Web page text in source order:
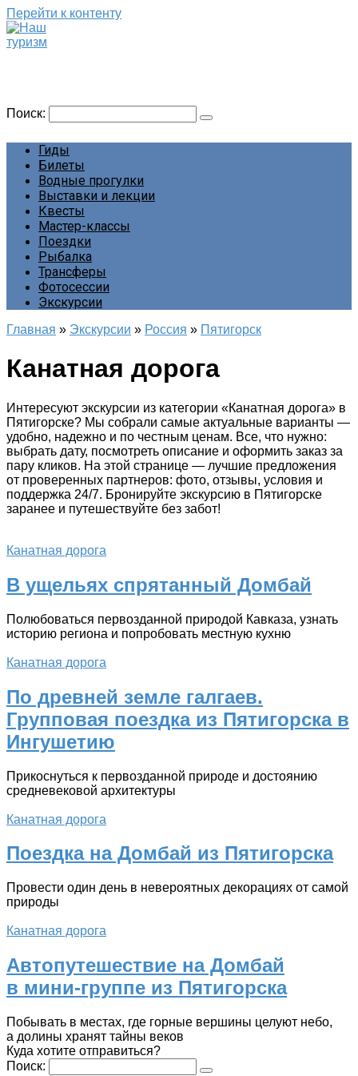
Перейти к контенту
Поиск:
Гиды
Билеты
Водные прогулки
Выставки и лекции
Квесты
Мастер-классы
Поездки
Рыбалка
Трансферы
Фотосессии
Экскурсии
Главная » Экскурсии » Россия » Пятигорск
Канатная дорога
Интересуют экскурсии из категории «Канатная дорога» в
Пятигорске? Мы собрали самые актуальные варианты —
удобно, надежно и по честным ценам. Все, что нужно:
выбрать дату, посмотреть описание и оформить заказ за
пару кликов. На этой странице — лучшие предложения
от проверенных партнеров: фото, отзывы, условия и
поддержка 24/7. Бронируйте экскурсию в Пятигорске
заранее и путешествуйте без забот!
Канатная дорога
В ущельях спрятанный Домбай
Полюбоваться первозданной природой Кавказа, узнать
историю региона и попробовать местную кухню
Канатная дорога
По древней земле галгаев.
Групповая поездка из Пятигорска в
Ингушетию
Прикоснуться к первозданной природе и достоянию
средневековой архитектуры
Канатная дорога
Поездка на Домбай из Пятигорска
Провести один день в невероятных декорациях от самой
природы
Канатная дорога
Автопутешествие на Домбай
в мини-группе из Пятигорска
Побывать в местах, где горные вершины целуют небо,
а долины хранят тайны веков
Куда хотите отправиться?
Поиск: